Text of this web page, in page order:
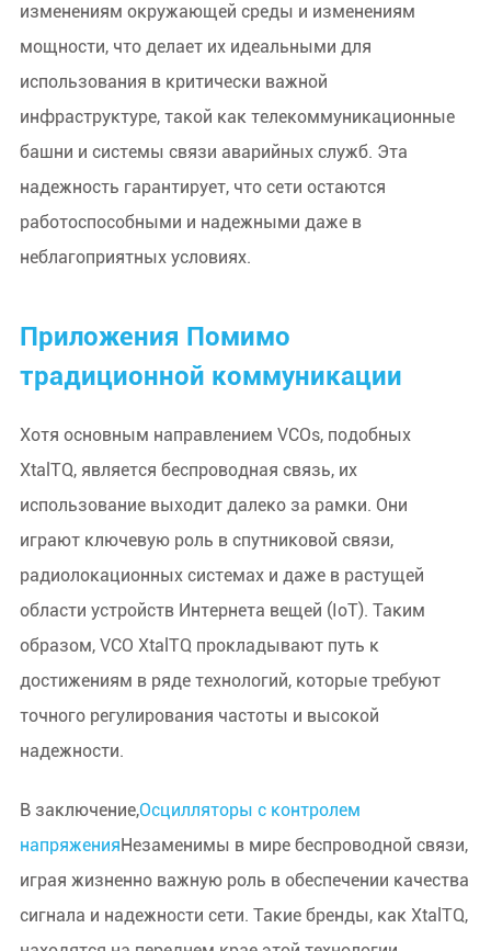
изменениям окружающей среды и изменениям
мощности, что делает их идеальными для
использования в критически важной
инфраструктуре, такой как телекоммуникационные
башни и системы связи аварийных служб. Эта
надежность гарантирует, что сети остаются
работоспособными и надежными даже в
неблагоприятных условиях.
Приложения Помимо
традиционной коммуникации
Хотя основным направлением VCOs, подобных
XtalTQ, является беспроводная связь, их
использование выходит далеко за рамки. Они
играют ключевую роль в спутниковой связи,
радиолокационных системах и даже в растущей
области устройств Интернета вещей (IoT). Таким
образом, VCO XtalTQ прокладывают путь к
достижениям в ряде технологий, которые требуют
точного регулирования частоты и высокой
надежности.
В заключение,Осцилляторы с контролем
напряженияНезаменимы в мире беспроводной связи,
играя жизненно важную роль в обеспечении качества
сигнала и надежности сети. Такие бренды, как XtalTQ,